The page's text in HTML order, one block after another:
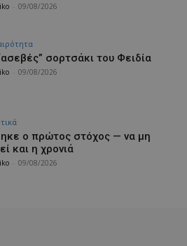
09/08/2026
σορτσάκι του Φειδία
09/08/2026
ο πρώτος στόχος — να μη
και η χρονιά
09/08/2026